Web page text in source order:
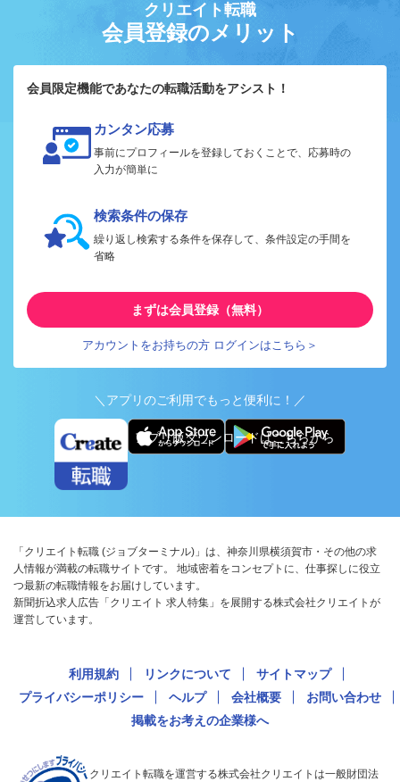
クリエイト転職
会員登録のメリット
会員限定機能であなたの転職活動をアシスト！
カンタン応募
事前にプロフィールを登録しておくことで、応募時の
入力が簡単に
検索条件の保存
繰り返し検索する条件を保存して、条件設定の手間を
省略
まずは会員登録（無料）
アカウントをお持ちの方 ログインはこちら＞
＼アプリのご利用でもっと便利に！／
アプリ版ダウンロードはこちらから
「クリエイト転職 (ジョブターミナル)」は、神奈川県横須賀市・その他の求
人情報が満載の転職サイトです。 地域密着をコンセプトに、仕事探しに役立
つ最新の転職情報をお届けしています。
新聞折込求人広告「クリエイト 求人特集」を展開する株式会社クリエイトが
運営しています。
利用規約 リンクについて
サイトマップ
プライバシーポリシー
ヘルプ 会社概要
お問い合わせ
掲載をお考えの企業様へ
クリエイト転職を運営する株式会社クリエイトは一般財団法